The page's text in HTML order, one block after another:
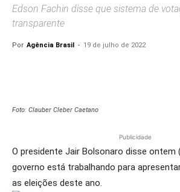
Edson Fachin disse que sistema de
transparente
Por Agência Brasil - 19 de julho de 2022
Foto: Clauber Cleber Caetano
Publicidade
O presidente Jair Bolsonaro disse ontem
governo está trabalhando para
as eleições deste ano.